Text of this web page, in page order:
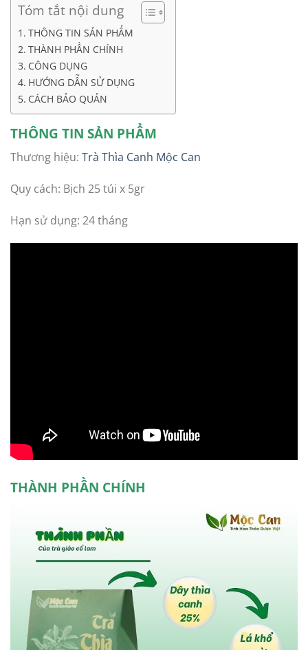
Tóm tắt nội dung
THÔNG TIN SẢN PHẨM
THÀNH PHẦN CHÍNH
CÔNG DỤNG
HƯỚNG DẪN SỬ DỤNG
CÁCH BẢO QUẢN
THÔNG TIN SẢN PHẨM
Thương hiệu: Trà Thìa Canh Mộc Can
Quy cách: Bịch 25 túi x 5gr
Hạn sử dụng: 24 tháng
THÀNH PHẦN CHÍNH